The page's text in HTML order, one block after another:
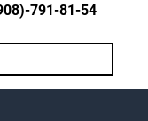
791-81-54